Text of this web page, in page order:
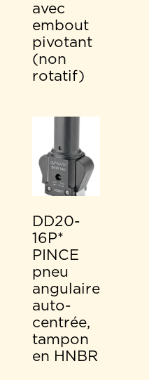
avec
embout
pivotant
(non
rotatif)
DD20-
16P*
PINCE
pneu
angulaire
auto-
centrée,
tampon
en HNBR